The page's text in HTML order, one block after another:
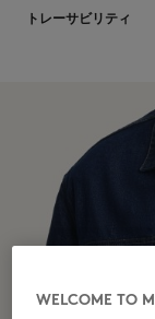
コットン 100%
トレーサビリティ
WELCOME TO